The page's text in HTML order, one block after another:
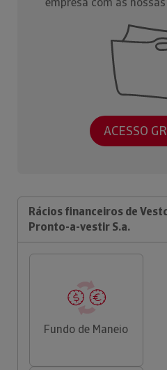
ACESSO
Rácios financeiros de
Pronto-a-vestir S.a.
Fundo de Maneio